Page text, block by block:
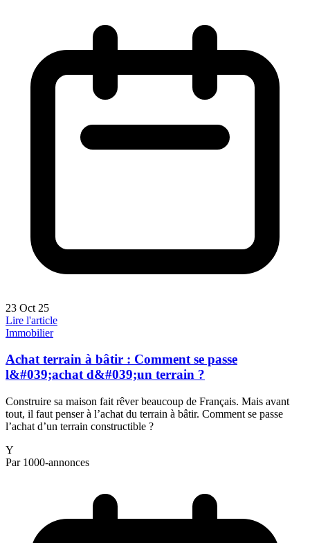
23 Oct 25
Lire l'article
Immobilier
Achat terrain à bâtir : Comment se passe
l&#039;achat d&#039;un terrain ?
Construire sa maison fait rêver beaucoup de Français. Mais avant
tout, il faut penser à l’achat du terrain à bâtir. Comment se passe
l’achat d’un terrain constructible ?
Y
Par 1000-annonces